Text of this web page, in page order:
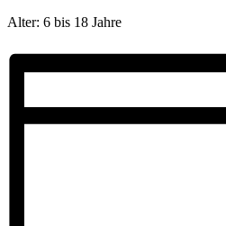
Alter: 6 bis 18 Jahre